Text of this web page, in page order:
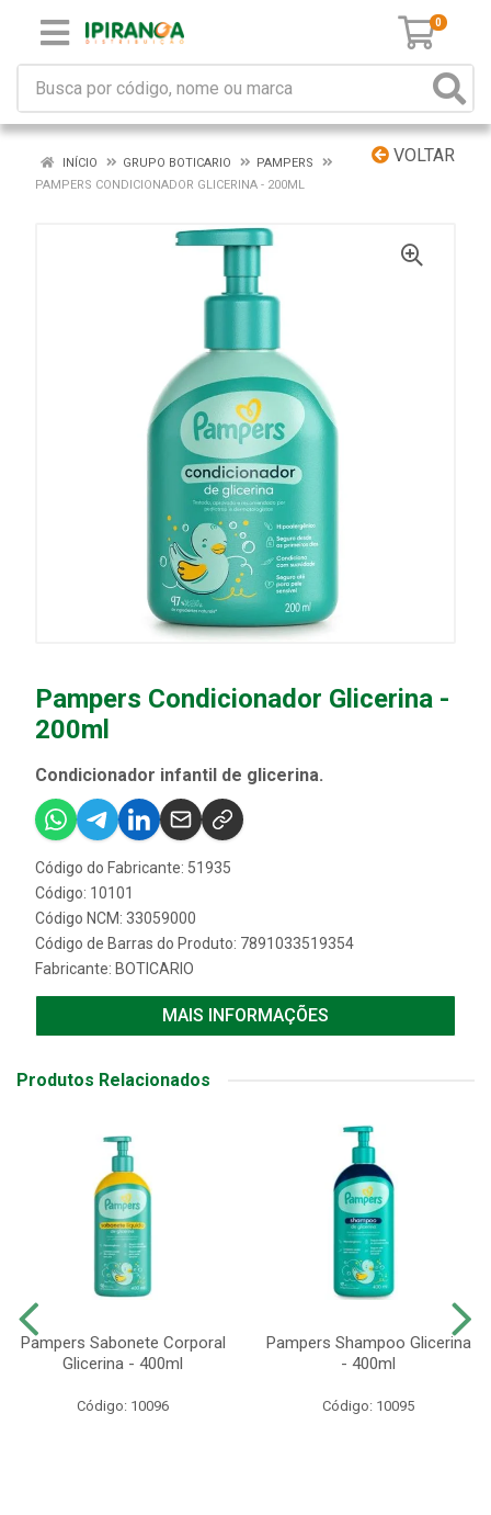
0
VOLTAR
INÍCIO GRUPO BOTICARIO
PAMPERS
PAMPERS CONDICIONADOR GLICERINA - 200ML
Pampers Condicionador Glicerina -
200ml
Condicionador infantil de glicerina.
Código do Fabricante: 51935
Código: 10101
Código NCM: 33059000
Código de Barras do Produto: 7891033519354
Fabricante: BOTICARIO
MAIS INFORMAÇÕES
Produtos Relacionados
Pampers Sabonete Corporal
Glicerina - 400ml
Código: 10096
Pampers Shampoo Glicerina
- 400ml
Código: 10095